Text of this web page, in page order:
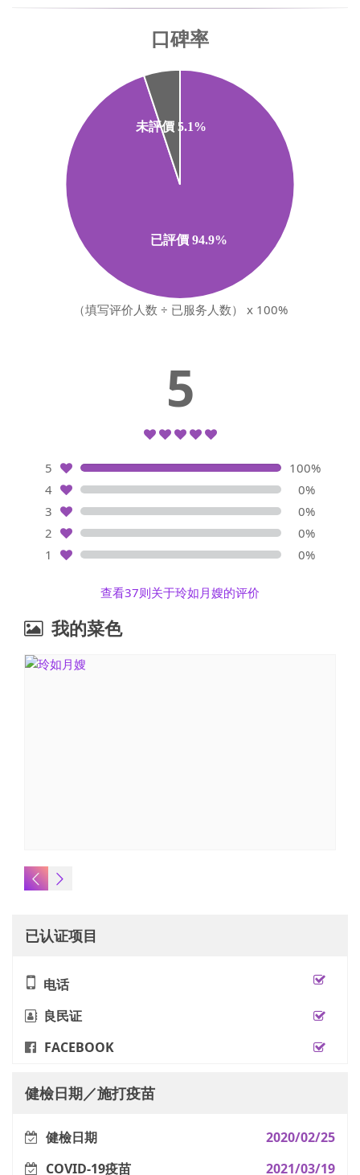
（填写评价人数 ÷ 已服务人数） x 100%
5
5
100%
4
0%
3
0%
2
0%
1
0%
查看37则关于玲如月嫂的评价
我的菜色
已认证项目
电话
良民证
FACEBOOK
健檢日期／施打疫苗
健檢日期
2020/02/25
COVID-19疫苗
2021/03/19